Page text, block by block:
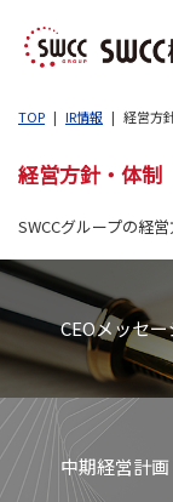
TOP IR情報 経営方
経営方針・体制
SWCCグループの経
CEOメッセ
中期経営計画